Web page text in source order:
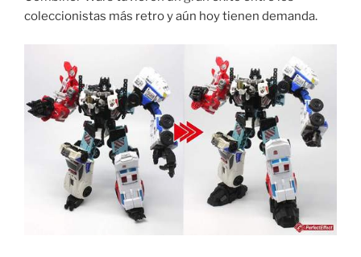
coleccionistas más retro y aún hoy tienen demanda.